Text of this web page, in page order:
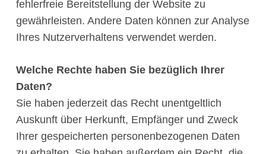
fehlerfreie Bereitstellung der Website zu
gewährleisten. Andere Daten können zur Analyse
Ihres Nutzerverhaltens verwendet werden.
Welche Rechte haben Sie bezüglich Ihrer
Daten?
Sie haben jederzeit das Recht unentgeltlich
Auskunft über Herkunft, Empfänger und Zweck
Ihrer gespeicherten personenbezogenen Daten